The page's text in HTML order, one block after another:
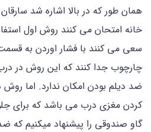
همان طور که در بالا اشاره شد
خانه امتحان می کنند روش اول
سعی می کنند با فشار اوردن به
چارچوب جدا کنند که این روش در
ضد دیلم بودن امکان ندارد. اما
کردن مغزی درب می باشد که برای
گاو صندوقی را پیشنهاد میکنیم